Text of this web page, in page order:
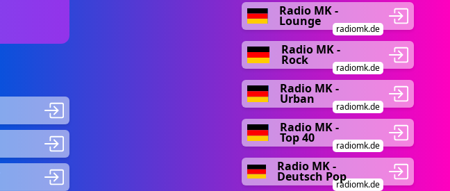
Radio MK -
Lounge
radiomk.de
Radio MK -
Rock
radiomk.de
Radio MK -
Urban
radiomk.de
Radio MK -
Top 40
radiomk.de
Radio MK -
Deutsch Pop
radiomk.de